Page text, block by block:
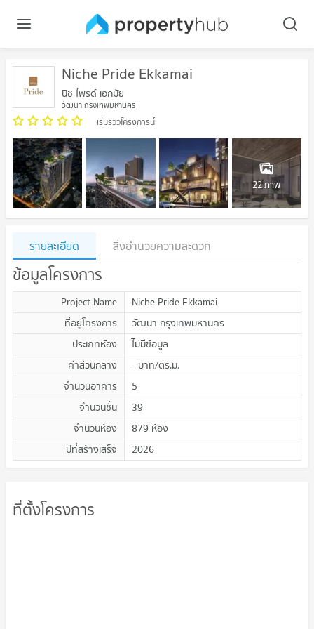
Niche Pride Ekkamai
นิช ไพรด์ เอกมัย
วัฒนา กรุงเทพมหานคร
เริ่มรีวิวโครงการนี้
22 ภาพ
รายละเอียด สิ่งอำนวยความสะดวก
ข้อมูลโครงการ
Project Name
Niche Pride Ekkamai
ที่อยู่โครงการ
วัฒนา กรุงเทพมหานคร
ประเภทห้อง
ไม่มีข้อมูล
ค่าส่วนกลาง
- บาท/ตร.ม.
จำนวนอาคาร
5
จำนวนชั้น
39
จำนวนห้อง
879 ห้อง
ปีที่สร้างเสร็จ
2026
ที่ตั้งโครงการ